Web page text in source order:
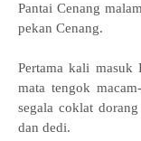
Pantai Cenang
pekan Cenang.
Pertama kali
mata tengok
segala coklat
dan dedi.